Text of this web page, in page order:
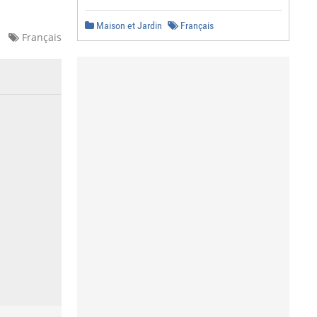
Français
Maison et Jardin Français